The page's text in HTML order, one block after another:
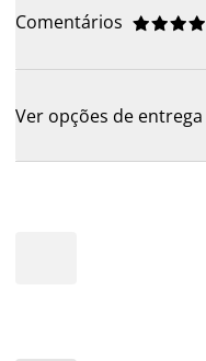
Comentários 




Ver opções de entrega